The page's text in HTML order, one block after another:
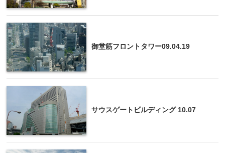
御堂筋フロントタワー09.04.19
サウスゲートビルディング 10.07